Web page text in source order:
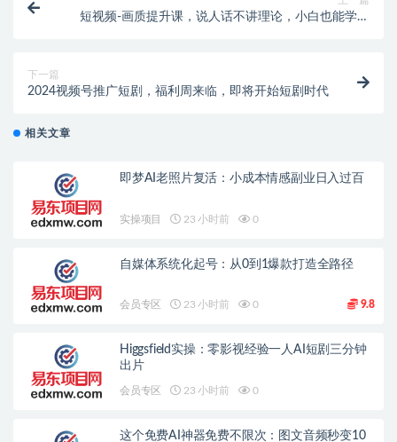
短视频-画质提升课，说人话不讲理论，小白也能学会
下一篇
2024视频号推广短剧，福利周来临，即将开始短剧时代
相关文章
即梦AI老照片复活：小成本情感副业日入过百
实操项目 23 小时前 0
自媒体系统化起号：从0到1爆款打造全路径
会员专区 23 小时前 0 9.8
Higgsfield实操：零影视经验一人AI短剧三分钟
出片
会员专区 23 小时前 0
这个免费AI神器免费不限次：图文音频秒变10